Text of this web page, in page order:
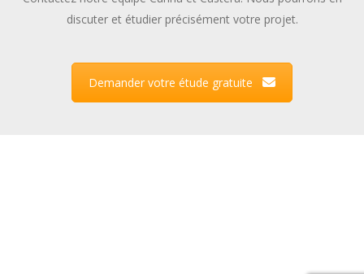
discuter et étudier précisément votre projet.
Demander votre étude gratuite